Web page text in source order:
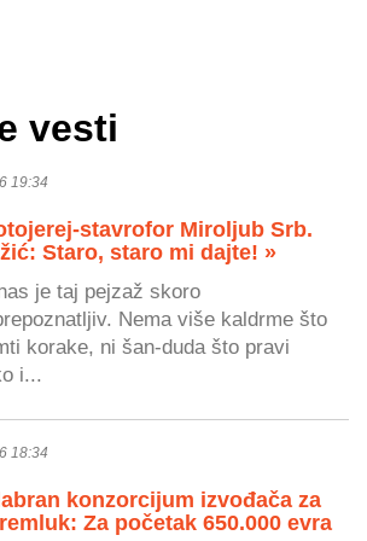
vesti
19:34
stavrofor Miroljub Srb.
Staro, staro mi dajte! »
je taj pejzaž skoro
Nema više kaldrme što
korake, ni šan-duda što pravi
i...
18:34
konzorcijum izvođača za
Za početak 650.000 evra